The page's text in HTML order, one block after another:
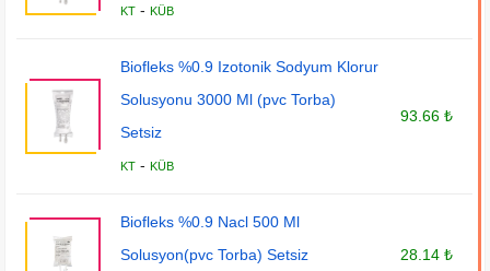
KT -KÜB
Biofleks %0.9 Izotonik Sodyum Klorur
Solusyonu 3000 Ml (pvc Torba)
Setsiz
KT -KÜB
93.66 ₺
Biofleks %0.9 Nacl 500 Ml
Solusyon(pvc Torba) Setsiz
28.14 ₺